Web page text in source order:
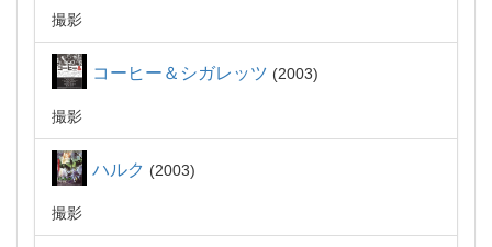
撮影
コーヒー＆シガレッツ 2003
撮影
ハルク 2003
撮影